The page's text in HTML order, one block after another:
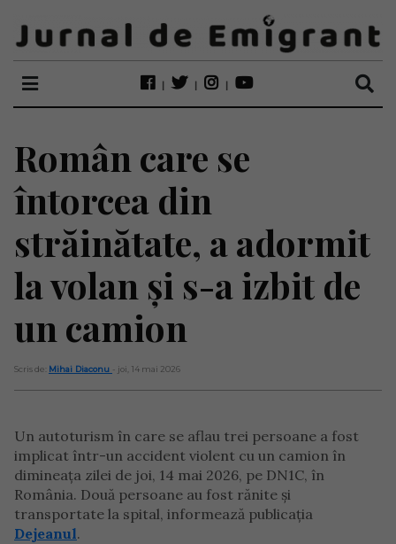
Român care se
întorcea din
străinătate, a adormit
la volan și s-a izbit de
un camion
Scris de: Mihai Diaconu - joi, 14 mai 2026
Un autoturism în care se aflau trei persoane a fost
implicat într-un accident violent cu un camion în
dimineața zilei de joi, 14 mai 2026, pe DN1C, în
România. Două persoane au fost rănite și
transportate la spital, informează publicația
Dejeanul.